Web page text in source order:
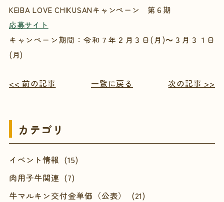
KEIBA LOVE CHIKUSANキャンペーン 第６期
応募サイト
キャンペーン期間：令和７年２月３日(月)～３月３１日
(月)
<< 前の記事 一覧に戻る 次の記事 >>
カテゴリ
イベント情報 (15)
肉用子牛関連 (7)
牛マルキン交付金単価（公表） (21)